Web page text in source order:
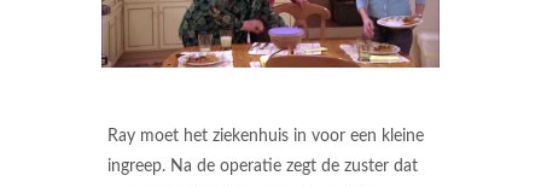
Ray moet het ziekenhuis in voor een kleine
ingreep. Na de operatie zegt de zuster dat